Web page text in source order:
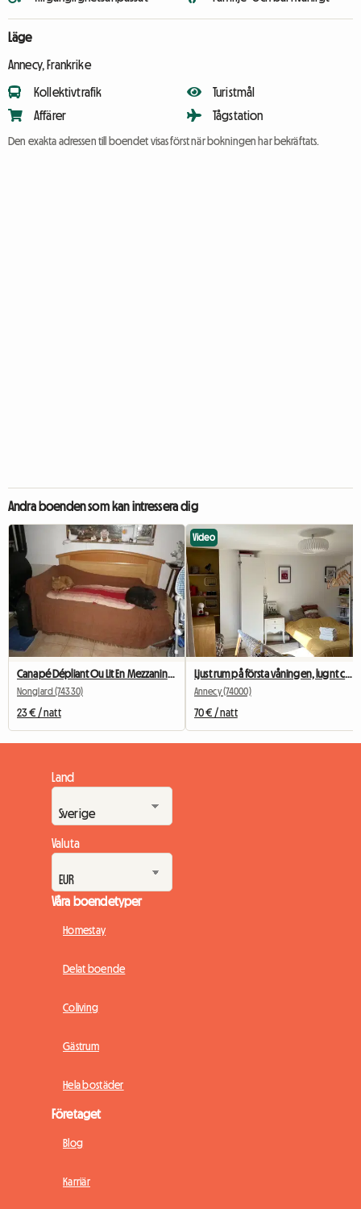
Läge
Annecy, Frankrike
Kollektivtrafik
Affärer
Turistmål
Tågstation
Den exakta adressen till boendet visas först när bokningen har bekräftats.
Andra boenden som kan intressera dig
Canapé Dépliant Ou Lit En Mezzanine En Nuitée Uniquement
Nonglard (74330)
23 € / natt
Video
Annecy (74000)
70 € / natt
Land
Valuta
Våra boendetyper
Homestay
Delat boende
Coliving
Gästrum
Hela bostäder
Företaget
Blog
Karriär